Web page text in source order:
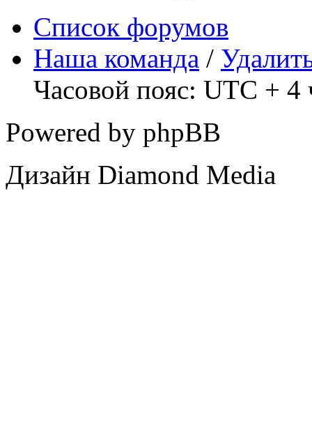
Список форумов
Наша команда /
Часовой пояс: UTC + 4
Powered by phpBB
Дизайн Diamond Media